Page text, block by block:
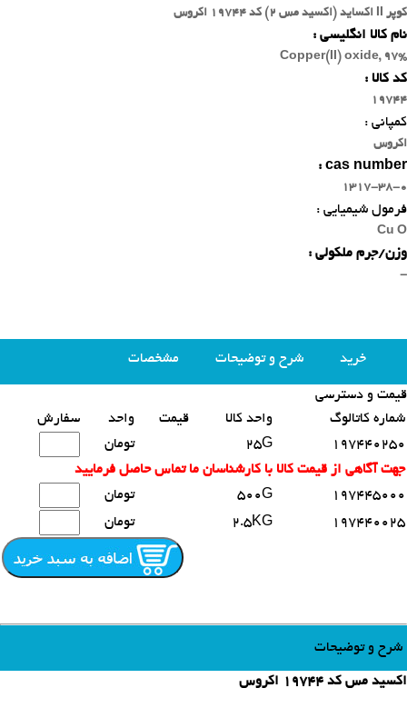
کوپر II اکساید (اکسید مس 2) کد 19744 اکروس
نام کالا انگلیسی :
Copper(II) oxide, 97%
کد کالا :
19744
کمپانی :
اکروس
cas number :
1317-38-0
فرمول شیمیایی :
Cu O
وزن/جرم ملکولی :
-
خرید شرح و توضیحات مشخصات
محصولات مشابه
قیمت و دسترسی
شماره کاتالوگ
واحد کالا قیمت واحد
سفارش
197440250
25G
تومان
جهت آگاهی از قیمت کالا با کارشناسان ما تماس حاصل فرمایید
197445000
500G
تومان
197440025
2.5KG تومان
شرح و توضیحات
اکسید مس کد 19744 اکروس